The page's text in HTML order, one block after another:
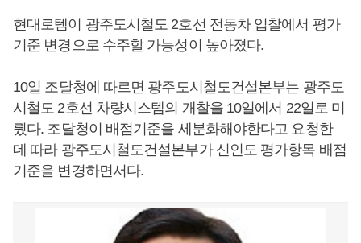
현대로템이 광주도시철도 2호선 전동차 입찰에서 평가
기준 변경으로 수주할 가능성이 높아졌다.
10일 조달청에 따르면 광주도시철도건설본부는 광주도
시철도 2호선 차량시스템의 개찰을 10일에서 22일로 미
뤘다. 조달청이 배점기준을 세분화해야한다고 요청한
데 따라 광주도시철도건설본부가 신인도 평가항목 배점
기준을 변경하면서다.